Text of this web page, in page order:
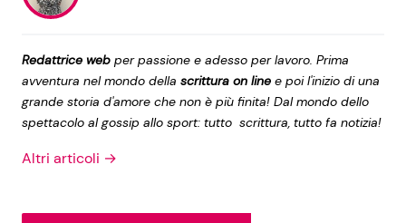
Redattrice web per passione e adesso per lavoro. Prima
avventura nel mondo della scrittura on line e poi l'inizio di una
grande storia d'amore che non è più finita! Dal mondo dello
spettacolo al gossip allo sport: tutto scrittura, tutto fa notizia!
Altri articoli →